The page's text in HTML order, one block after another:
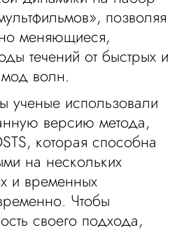
позволяя
меняющиеся,
течений от быстрых и
волн.
ученые использовали
версию метода,
которая способна
на нескольких
и временных
Чтобы
своего подхода,